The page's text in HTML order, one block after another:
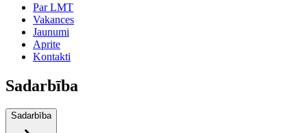
Par LMT
Vakances
Jaunumi
Aprite
Kontakti
Sadarbība
Sadarbība